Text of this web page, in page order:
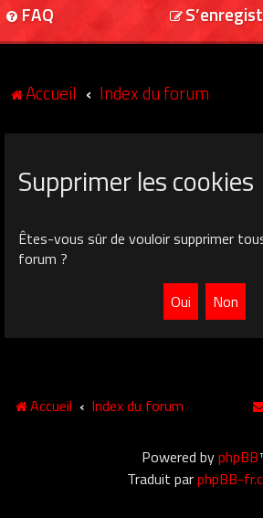
FAQ
Accueil Index du forum
Supprimer les cookies
Êtes-vous sûr de vouloir supprimer
forum ?
Accueil Index du forum
Powered byphpBB
Traduit parphpBB-